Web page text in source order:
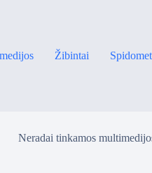
Žibintai
Neradai tinkamos